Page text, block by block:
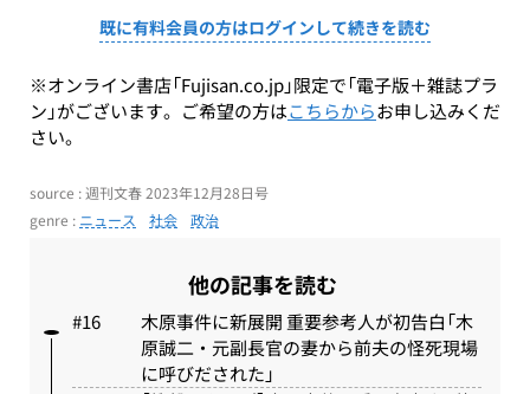
既に有料会員の方はログインして続きを読む
※オンライン書店「Fujisan.co.jp」限定で「電子版＋雑誌プラ
ン」がございます。ご希望の方はこちらからお申し込みくだ
さい。
source : 週刊文春 2023年12月28日号
genre : ニュース 社会 政治
他の記事を読む
木原事件に新展開 重要参考人が初告白「木
原誠二・元副長官の妻から前夫の怪死現場
に呼びだされた」